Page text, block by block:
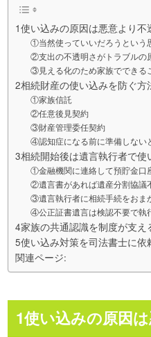
1使い込みの原因は悪意より不
①当然使っていいだろうという
②支出の不透明さがトラブルの
③見える化のため家族でできる
2相続財産の使い込みを防ぐ方
①家族信託
②任意後見契約
③財産管理委任契約
④認知症になる前に準備しない
3相続開始後は遺言執行者で使
①金融機関に連絡して預貯金口
②遺言書があれば遺産分割協議
③遺言執行者に相続手続をおま
④公正証書遺言は検認不要で執
4家族の共通認識を制度が支え
5使い込み対策を司法書士に依
関連ページ:
1使い込みの原因